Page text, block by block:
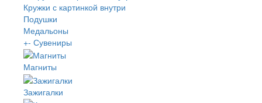
Кружки с картинкой внутри
Подушки
Медальоны
+- Сувениры
Магниты
Зажигалки